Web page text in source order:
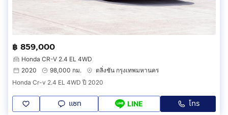
฿ 859,000
Honda CR-V 2.4 EL 4WD
2020
98,000 กม.
ตลิ่งชัน กรุงเทพมหานคร
Honda Cr-v 2.4 EL 4WD ปี 2020
แชท LINE โทร